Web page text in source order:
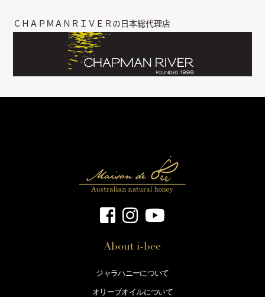
ＣＨＡＰＭＡＮＲＩＶＥＲの日本総代理店
About i-bee
ジャラハニーについて
オリーブオイルについて